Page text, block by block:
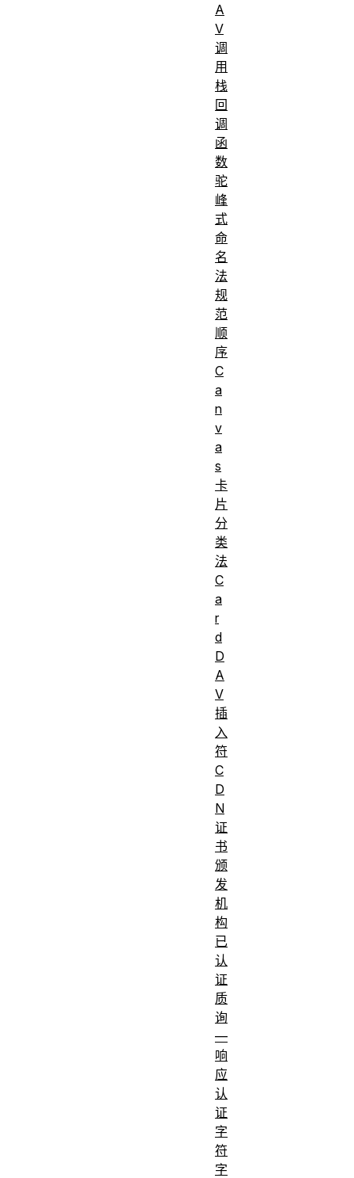
A
V
调
用
栈
回
调
函
数
驼
峰
式
命
名
法
规
范
顺
序
C
a
n
v
a
s
卡
片
分
类
法
C
a
r
d
D
A
V
插
入
符
C
D
N
证
书
颁
发
机
构
已
认
证
质
询
—
响
应
认
证
字
符
字